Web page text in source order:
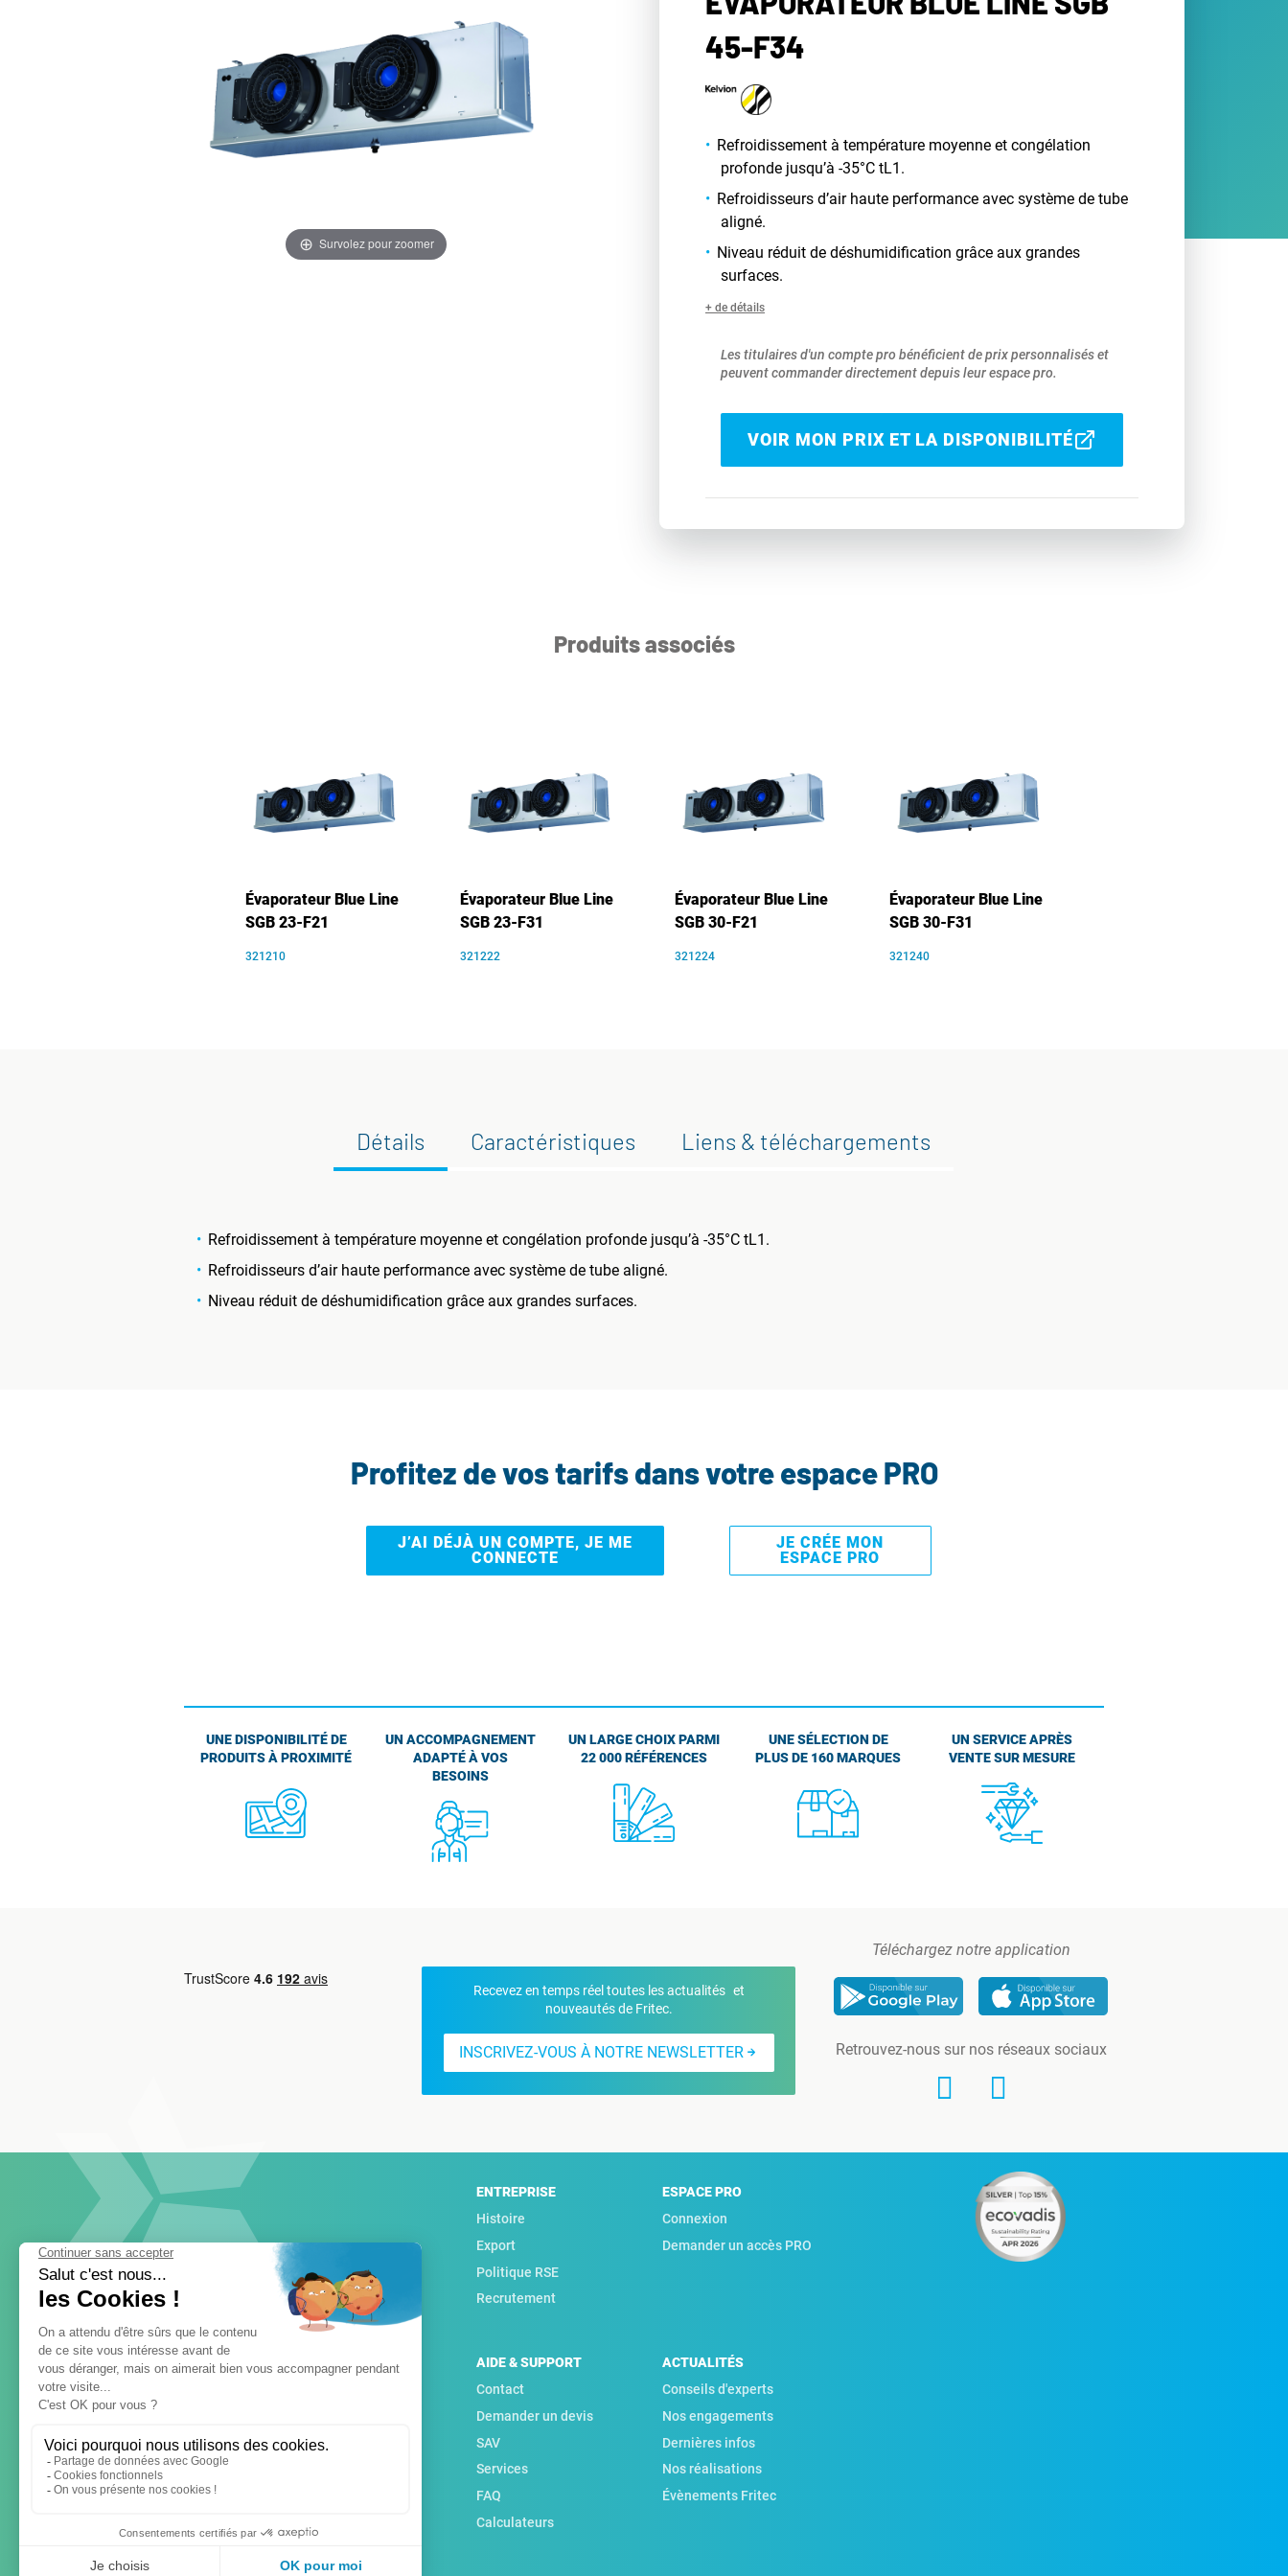
Survolez pour zoomer
45-F34
Refroidissement à température moyenne et congélation
profonde jusqu’à -35°C tL1.
Refroidisseurs d’air haute performance avec système de tube
aligné.
Niveau réduit de déshumidification grâce aux grandes
surfaces.
+ de détails
Les titulaires d'un compte pro bénéficient de prix personnalisés et
peuvent commander directement depuis leur espace pro.
VOIR MON PRIX ET LA DISPONIBILITÉ
Produits associés
Évaporateur Blue Line
SGB 23-F21
321210
Évaporateur Blue Line
SGB 23-F31
321222
Évaporateur Blue Line
SGB 30-F21
321224
Évaporateur Blue Line
SGB 30-F31
321240
Détails Caractéristiques Liens & téléchargements
Refroidissement à température moyenne et congélation profonde jusqu’à -35°C tL1.
Refroidisseurs d’air haute performance avec système de tube aligné.
Niveau réduit de déshumidification grâce aux grandes surfaces.
Profitez de vos tarifs dans votre espace PRO
J’AI DÉJÀ UN COMPTE, JE ME
CONNECTE
JE CRÉE MON
ESPACE PRO
UNE DISPONIBILITÉ DE
PRODUITS À PROXIMITÉ
UN ACCOMPAGNEMENT
ADAPTÉ À VOS
BESOINS
UN LARGE CHOIX PARMI
22 000 RÉFÉRENCES
UNE SÉLECTION DE
PLUS DE 160 MARQUES
UN SERVICE APRÈS
VENTE SUR MESURE
Recevez en temps réel toutes les actualités et
nouveautés de Fritec.
INSCRIVEZ-VOUS À NOTRE NEWSLETTER
Téléchargez notre application
Retrouvez-nous sur nos réseaux sociaux
ENTREPRISE
Histoire
Export
Politique RSE
Recrutement
ESPACE PRO
Connexion
Demander un accès PRO
AIDE & SUPPORT
Contact
Demander un devis
SAV
Services
FAQ
Calculateurs
ACTUALITÉS
Conseils d'experts
Nos engagements
Dernières infos
Nos réalisations
Évènements Fritec